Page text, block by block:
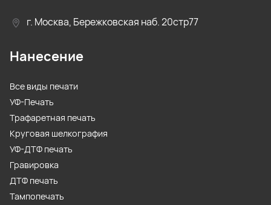
г. Москва, Бережковская наб. 20стр77
Нанесение
Все виды печати
УФ-Печать
Трафаретная печать
Круговая шелкография
УФ-ДТФ печать
Гравировка
ДТФ печать
Тампопечать